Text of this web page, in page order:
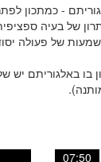
- כמתכון
של בעיה
של פעולה
בו באלגוריתם יש
07:50